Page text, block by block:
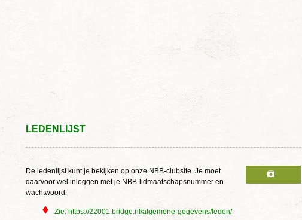
LEDENLIJST
De ledenlijst kunt je bekijken op onze NBB-clubsite. Je moet
daarvoor wel inloggen met je NBB-lidmaatschapsnummer en
wachtwoord.
Zie: https://22001.bridge.nl/algemene-gegevens/leden/